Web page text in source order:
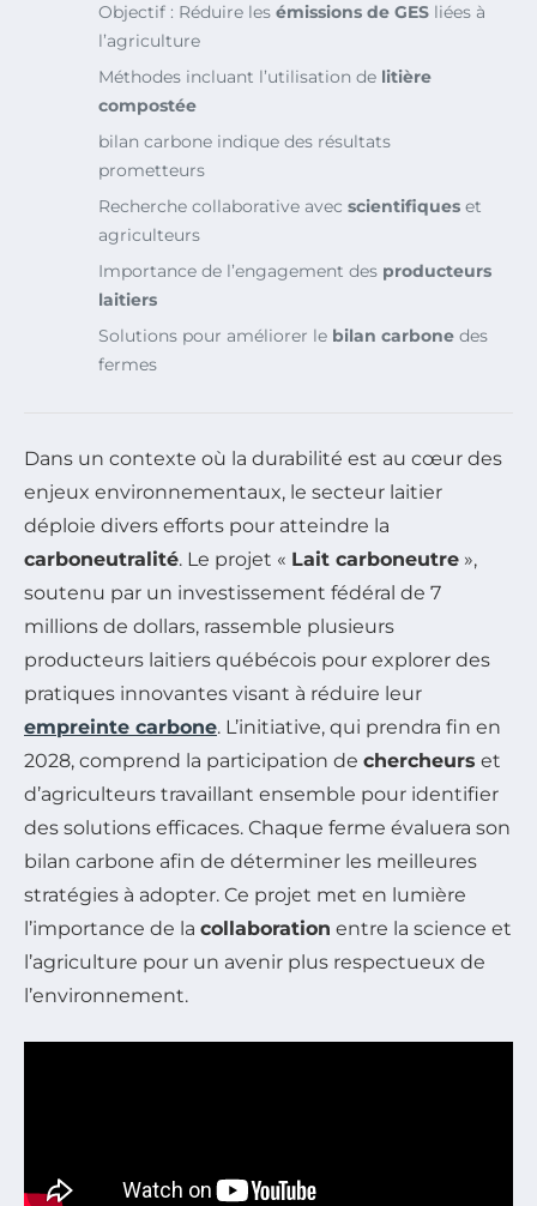
Objectif : Réduire les émissions de GES liées à
l’agriculture
Méthodes incluant l’utilisation de litière
compostée
bilan carbone indique des résultats
prometteurs
Recherche collaborative avec scientifiques et
agriculteurs
Importance de l’engagement des producteurs
laitiers
Solutions pour améliorer le bilan carbone des
fermes
Dans un contexte où la durabilité est au cœur des
enjeux environnementaux, le secteur laitier
déploie divers efforts pour atteindre la
carboneutralité. Le projet « Lait carboneutre »,
soutenu par un investissement fédéral de 7
millions de dollars, rassemble plusieurs
producteurs laitiers québécois pour explorer des
pratiques innovantes visant à réduire leur
empreinte carbone. L’initiative, qui prendra fin en
2028, comprend la participation de chercheurs et
d’agriculteurs travaillant ensemble pour identifier
des solutions efficaces. Chaque ferme évaluera son
bilan carbone afin de déterminer les meilleures
stratégies à adopter. Ce projet met en lumière
l’importance de la collaboration entre la science et
l’agriculture pour un avenir plus respectueux de
l’environnement.